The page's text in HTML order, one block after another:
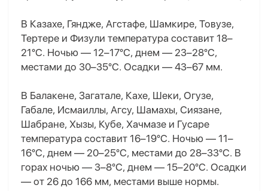
В Казахе, Гяндже, Агстафе, Шамкире, Товузе,
Тертере и Физули температура составит 18–
21°C. Ночью — 12–17°C, днем — 23–28°C,
местами до 30–35°C. Осадки — 43–67 мм.
В Балакене, Загатале, Кахе, Шеки, Огузе,
Габале, Исмаиллы, Агсу, Шамахы, Сиязане,
Шабране, Хызы, Кубе, Хачмазе и Гусаре
температура составит 16–19°C. Ночью — 11–
16°C, днем — 20–25°C, местами до 28–33°C. В
горах ночью — 3–8°C, днем — 15–20°C. Осадки
— от 26 до 166 мм, местами выше нормы.